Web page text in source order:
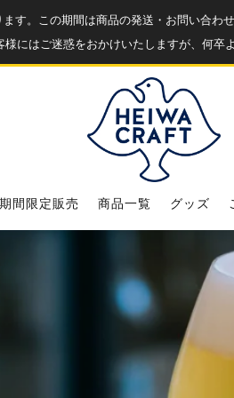
す。この期間は商品の発送・お問い合
様にはご迷惑をおかけいたしますが、何卒
期間限定販売 商品一覧 グッズ